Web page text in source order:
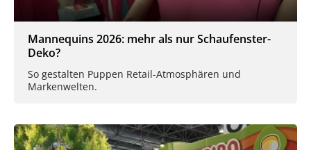
Mannequins 2026: mehr als nur Schaufenster-
Deko?
So gestalten Puppen Retail-Atmosphären und
Markenwelten.